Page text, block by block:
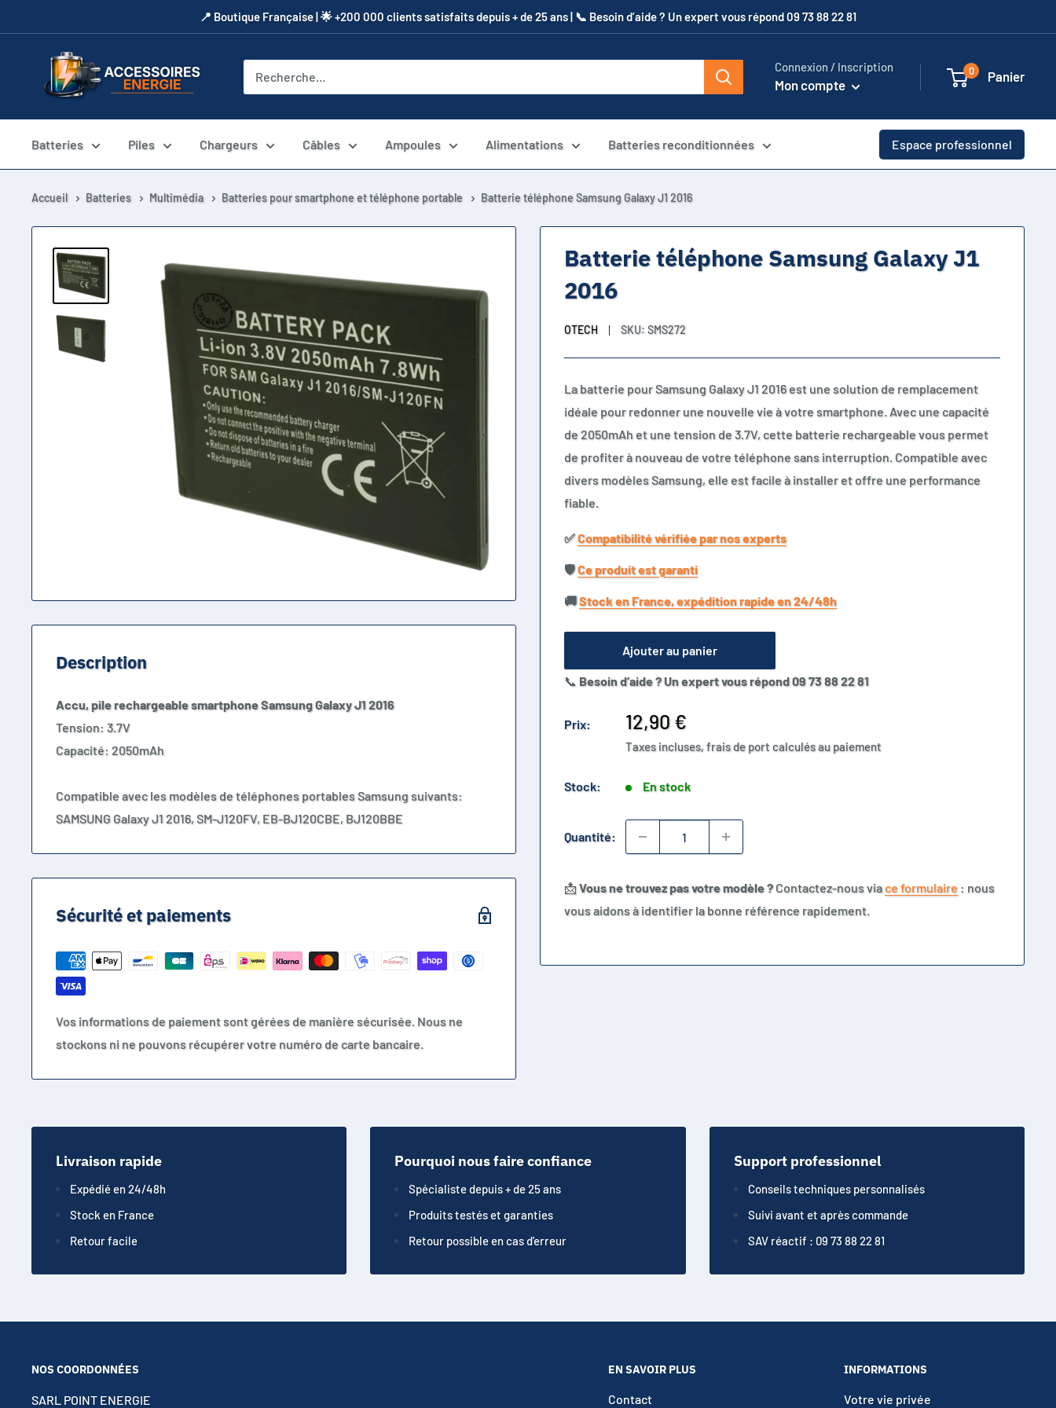
au
​📍​ Boutique Française | 🌟 +200 000 clients satisfaits depuis + de 25 ans | 📞​ Besoin d’aide ? Un expert vous répond 09 73 88 22 81
Accessoires
Energie
Connexion / Inscription
Mon compte
0 Panier
Batteries Piles Chargeurs Câbles Ampoules Alimentations Batteries reconditionnées Espace professionnel
Accueil Batteries Multimédia Batteries pour smartphone et téléphone portable Batterie téléphone Samsung Galaxy J1 2016
Batterie téléphone Samsung Galaxy J1
2016
OTECH SKU: SMS272
La batterie pour Samsung Galaxy J1 2016 est une solution de remplacement
idéale pour redonner une nouvelle vie à votre smartphone. Avec une capacité
de 2050mAh et une tension de 3.7V, cette batterie rechargeable vous permet
de profiter à nouveau de votre téléphone sans interruption. Compatible avec
divers modèles Samsung, elle est facile à installer et offre une performance
fiable.
✅​Compatibilité vérifiée par nos experts
🛡️​Ce produit est garanti
🚚​Stock en France, expédition rapide en 24/48h
Ajouter au panier
📞 Besoin d’aide ? Un expert vous répond 09 73 88 22 81
Prix:
Prix
réduit
12,90 €
Taxes incluses, frais de port calculés au paiement
Stock: En stock
Quantité:
📩Vous ne trouvez pas votre modèle ?Contactez-nous viace formulaire : nous
vous aidons à identifier la bonne référence rapidement.
Description
Accu, pile rechargeable smartphone Samsung Galaxy J1 2016
Tension: 3.7V
Capacité: 2050mAh
Compatible avec les modèles de téléphones portables Samsung suivants:
SAMSUNG Galaxy J1 2016, SM-J120FV, EB-BJ120CBE, BJ120BBE
Sécurité et paiements
Vos informations de paiement sont gérées de manière sécurisée. Nous ne
stockons ni ne pouvons récupérer votre numéro de carte bancaire.
Livraison rapide
Expédié en 24/48h
Stock en France
Retour facile
Pourquoi nous faire confiance
Spécialiste depuis + de 25 ans
Produits testés et garanties
Retour possible en cas d'erreur
Support professionnel
Conseils techniques personnalisés
Suivi avant et après commande
SAV réactif : 09 73 88 22 81
NOS COORDONNÉES
SARL POINT ENERGIE
EN SAVOIR PLUS
Contact
INFORMATIONS
Votre vie privée